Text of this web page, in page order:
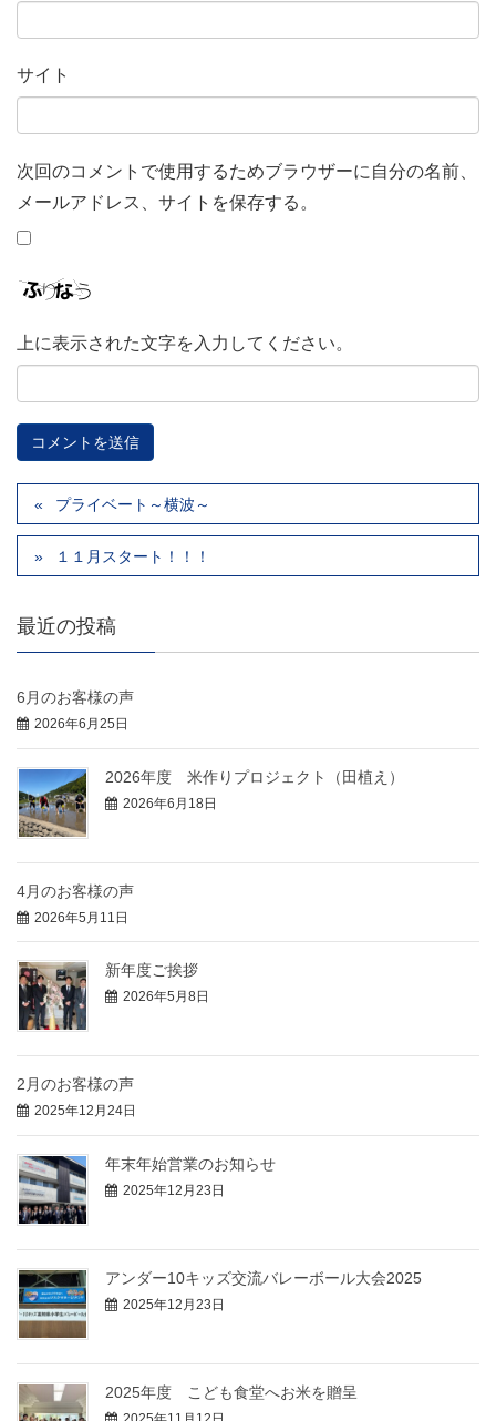
サイト
次回のコメントで使用するためブラウザーに自分の名前、
メールアドレス、サイトを保存する。
上に表示された文字を入力してください。
プライベート～横波～
１１月スタート！！！
最近の投稿
6月のお客様の声
2026年6月25日
2026年度 米作りプロジェクト（田植え）
2026年6月18日
4月のお客様の声
2026年5月11日
新年度ご挨拶
2026年5月8日
2月のお客様の声
2025年12月24日
年末年始営業のお知らせ
2025年12月23日
アンダー10キッズ交流バレーボール大会2025
2025年12月23日
2025年度 こども食堂へお米を贈呈